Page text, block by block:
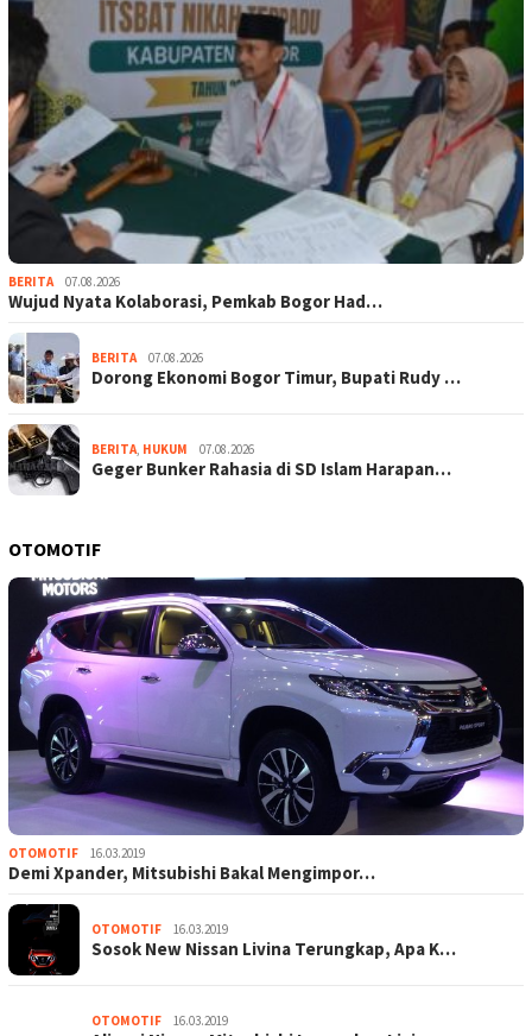
BERITA 07.08.2026
Wujud Nyata Kolaborasi, Pemkab Bogor Had…
BERITA 07.08.2026
Dorong Ekonomi Bogor Timur, Bupati Rudy …
BERITA, HUKUM 07.08.2026
Geger Bunker Rahasia di SD Islam Harapan…
OTOMOTIF
OTOMOTIF 16.03.2019
Demi Xpander, Mitsubishi Bakal Mengimpor…
OTOMOTIF 16.03.2019
Sosok New Nissan Livina Terungkap, Apa K…
OTOMOTIF 16.03.2019